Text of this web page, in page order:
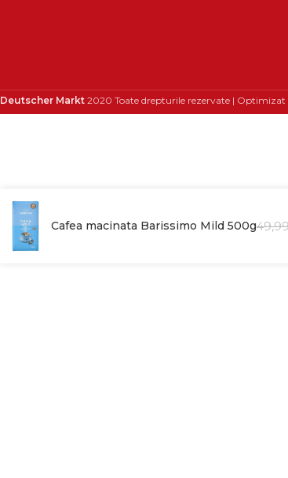
Deutscher Markt 2020 Toate drepturile rezervate |
Cafea macinata Barissimo Mild 500g